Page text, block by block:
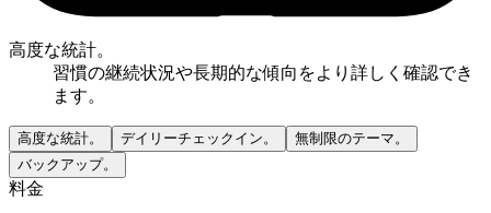
高度な統計。
習慣の継続状況や長期的な傾向をより詳しく確認でき
ます。
高度な統計。 デイリーチェックイン。
無制限のテーマ。
バックアップ。
料金